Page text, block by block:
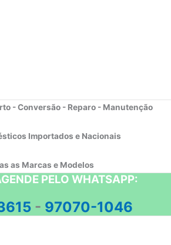
- Conversão - Reparo - Manutenção
Importados e Nacionais
as Marcas e Modelos
PELO WHATSAPP:
- 97070-1046